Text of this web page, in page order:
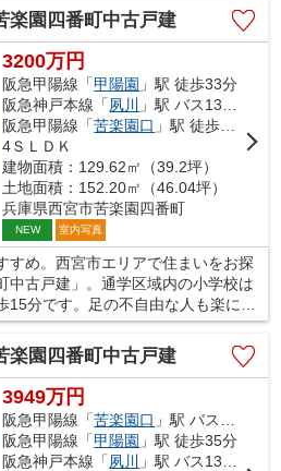
くさんありますよね。当社では、豊
介いたしますので、お気に入りの不
楽園四番町中古戸建
3200万円
阪急甲陽線「甲陽園 」駅 徒歩33分
阪急神戸本線「夙川
」駅 バス13分 「苦楽園」 停歩3分
阪急甲陽線「苦楽園口 」駅 徒歩26分
4ＳＬＤＫ
建物面積：129.62㎡（39.2坪）
土地面積：152.20㎡（46.04坪）
兵庫県西宮市苦楽園四番町
NEW 室内写真
すめ。西宮市エリアで住まいをお探
中古戸建」。通学区域内の小学校は
分です。足の不自由な人も楽に移
す。余裕のある12帖以上のLDKで、
だけます。西宮市での暮らしは非常
にも満足していただけるでしょう。
のであれば、当社にお任せくださ
楽園四番町中古戸建
3949万円
阪急甲陽線「苦楽園口 」駅 バス6分 「苦楽園」 停歩12分
阪急甲陽線「甲陽園 」駅 徒歩35分
阪急神戸本線「夙川
」駅 バス13分 「苦楽園」 停歩12分